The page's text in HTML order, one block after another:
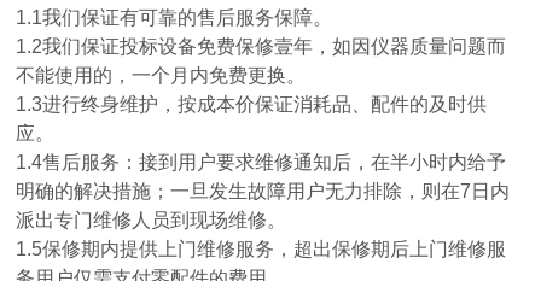
1.1我们保证有可靠的售后服务保障。
1.2我们保证投标设备免费保修壹年，如因仪器质量问题而
不能使用的，一个月内免费更换。
1.3进行终身维护，按成本价保证消耗品、配件的及时供
应。
1.4售后服务：接到用户要求维修通知后，在半小时内给予
明确的解决措施；一旦发生故障用户无力排除，则在7日内
派出专门维修人员到现场维修。
1.5保修期内提供上门维修服务，超出保修期后上门维修服